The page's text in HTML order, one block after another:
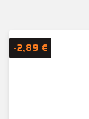
-2,89 €